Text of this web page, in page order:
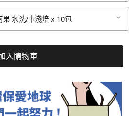
果 水洗/中淺焙 x 10包
入購物車